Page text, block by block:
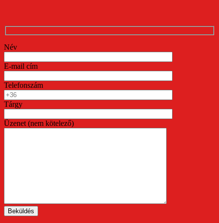
Név
E-mail cím
Telefonszám
Tárgy
Üzenet (nem kötelező)